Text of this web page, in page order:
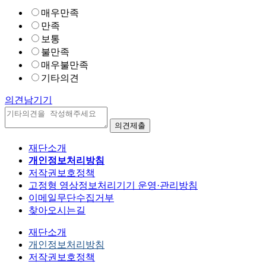
매우만족
만족
보통
불만족
매우불만족
기타의견
의견남기기
재단소개
개인정보처리방침
저작권보호정책
고정형 영상정보처리기기 운영·관리방침
이메일무단수집거부
찾아오시는길
재단소개
개인정보처리방침
저작권보호정책